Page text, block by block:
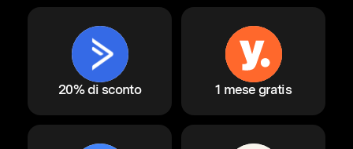
20% di sconto 1 mese gratis